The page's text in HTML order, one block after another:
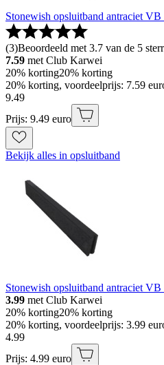
Stonewish opsluitband antraciet
(3)Beoordeeld met 3.7 van de 5
7.59 met Club Karwei
20% korting20% korting
20% korting, voordeelprijs: 7.59
9.49
Prijs: 9.49 euro
Bekijk alles in opsluitband
Stonewish opsluitband antraciet
3.99 met Club Karwei
20% korting20% korting
20% korting, voordeelprijs: 3.99
4.99
Prijs: 4.99 euro